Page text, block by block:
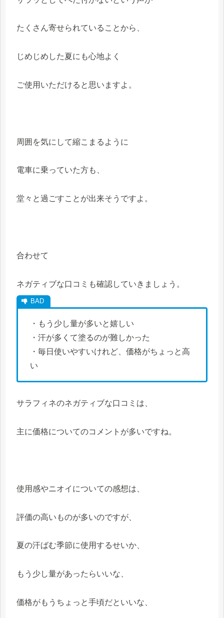
たくさん寄せられていることから、
じめじめした夏にも心地よく
ご使用いただけると思いますよ。
周囲を気にして縮こまるように
電車に乗っていた方も、
堂々と過ごすことが出来そうですよ。
合わせて
ネガティブな口コミも確認していきましょう。
・もう少し量が多いと嬉しい
・汗が多くて塗るのが難しかった
・毎日使いやすいけれど、価格がちょっと高
い
サラフィネのネガティブな口コミは、
主に価格についてのコメントが多いですね。
使用感やニオイについての感想は、
評価の高いものが多いのですが、
夏の汗ばむ季節に使用するせいか、
もう少し量があったらいいな、
価格がもうちょっと手頃だといいな、